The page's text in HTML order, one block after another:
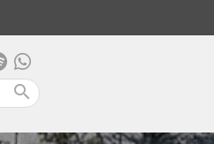
search